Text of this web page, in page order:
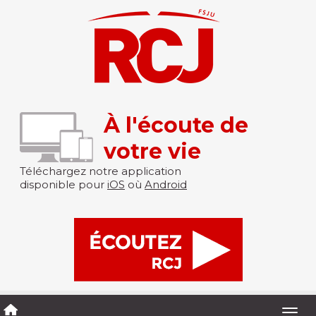
À l'écoute de
votre vie
Téléchargez notre application
disponible pour iOS où Android